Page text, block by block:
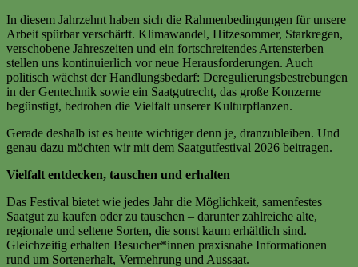
In diesem Jahrzehnt haben sich die Rahmenbedingungen für unsere
Arbeit spürbar verschärft. Klimawandel, Hitzesommer, Starkregen,
verschobene Jahreszeiten und ein fortschreitendes Artensterben
stellen uns kontinuierlich vor neue Herausforderungen. Auch
politisch wächst der Handlungsbedarf: Deregulierungsbestrebungen
in der Gentechnik sowie ein Saatgutrecht, das große Konzerne
begünstigt, bedrohen die Vielfalt unserer Kulturpflanzen.
Gerade deshalb ist es heute wichtiger denn je, dranzubleiben. Und
genau dazu möchten wir mit dem Saatgutfestival 2026 beitragen.
Vielfalt entdecken, tauschen und erhalten
Das Festival bietet wie jedes Jahr die Möglichkeit, samenfestes
Saatgut zu kaufen oder zu tauschen – darunter zahlreiche alte,
regionale und seltene Sorten, die sonst kaum erhältlich sind.
Gleichzeitig erhalten Besucher*innen praxisnahe Informationen
rund um Sortenerhalt, Vermehrung und Aussaat.